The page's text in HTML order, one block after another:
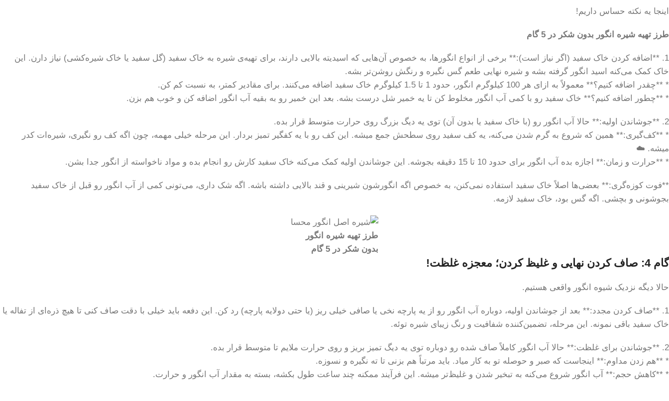
اینجا یه نکته حساس داریم!
طرز تهیه شیره انگور بدون شکر در 5 گام
1. **اضافه کردن خاک سفید (اگر نیاز است):** برخی از انواع انگورها، به خصوص آن‌هایی که اسیدیته بالایی دارند، برای تهیه‌ی شیره به خاک سفید (گل سفید یا خاک شیره‌کشی) نیاز دارن. این
خاک کمک می‌کنه اسید انگور گرفته بشه و شیره نهایی طعم گس نگیره و رنگش روشن‌تر بشه.
* **چقدر اضافه کنیم؟** معمولاً به ازای هر 100 کیلوگرم انگور، حدود 1 تا 1.5 کیلوگرم خاک سفید اضافه می‌کنند. برای مقادیر کمتر، به نسبت کم کن.
* **چطور اضافه کنیم؟** خاک سفید رو با کمی آب انگور مخلوط کن تا یه خمیر شل درست بشه. بعد این خمیر رو به بقیه آب انگور اضافه کن و خوب هم بزن.
2. **جوشاندن اولیه:** حالا آب انگور رو (با خاک سفید یا بدون آن) توی یه دیگ بزرگ روی حرارت متوسط قرار بده.
* **کف‌گیری:** همین که شروع به گرم شدن می‌کنه، یه کف سفید روی سطحش جمع میشه. این کف رو با یه کفگیر تمیز بردار. این مرحله خیلی مهمه، چون اگه کف رو نگیری، شیره‌ات کدر
میشه. ☁️
* **حرارت و زمان:** اجازه بده آب انگور برای حدود 10 تا 15 دقیقه بجوشه. این جوشاندن اولیه کمک می‌کنه خاک سفید کارش رو انجام بده و مواد ناخواسته از انگور جدا بشن.
**فوت کوزه‌گری:** بعضی‌ها اصلاً خاک سفید استفاده نمی‌کنن، به خصوص اگه انگورشون شیرینی و قند بالایی داشته باشه. اگه شک داری، می‌تونی کمی از آب انگور رو قبل از خاک سفید
بجوشونی و بچشی. اگه گس بود، خاک سفید لازمه.
طرز تهیه شیره انگور
بدون شکر در 5 گام
گام 4: صاف کردن نهایی و غلیظ کردن؛ معجزه غلظت!
حالا دیگه نزدیک شیوه انگور واقعی هستیم.
1. **صاف کردن مجدد:** بعد از جوشاندن اولیه، دوباره آب انگور رو از یه پارچه نخی یا صافی خیلی ریز (یا حتی دولایه پارچه) رد کن. این دفعه باید خیلی با دقت صاف کنی تا هیچ ذره‌ای از تفاله یا
خاک سفید باقی نمونه. این مرحله، تضمین‌کننده شفافیت و رنگ زیبای شیره توئه.
2. **جوشاندن برای غلظت:** حالا آب انگور کاملاً صاف شده رو دوباره توی یه دیگ تمیز بریز و روی حرارت ملایم تا متوسط قرار بده.
* **هم زدن مداوم:** اینجاست که صبر و حوصله تو به کار میاد. باید مرتباً هم بزنی تا ته نگیره و نسوزه.
* **کاهش حجم:** آب انگور شروع می‌کنه به تبخیر شدن و غلیظ‌تر میشه. این فرآیند ممکنه چند ساعت طول بکشه، بسته به مقدار آب انگور و حرارت.